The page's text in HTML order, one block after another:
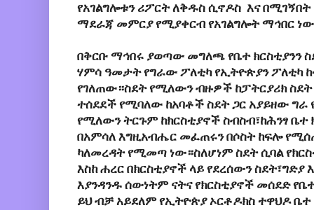
የአገልግሎቱን ሪፖርት ለቅዱስ ሲኖዶስ እና
ማደራጃ መምርያ የሚያቀርብ የአገልግሎት ማኅበር
በቅርቡ ማኅበሩ ያወጣው መግለጫ የቤተ ክርስቲያንን
ሃምሳ ዓመታት የግራው ፖለቲካ የኢትዮጵያን ፖለቲካ
የገለጠው።ስደት የሚለውን ብዙዎች ከፓትርያሪክ
ተሰደደች የሚባለው ከአባቶች ስደት ጋር አያይዘው ግራ
የሚለውን ትርጉም ከክርስቲያኖች ስብስብ፣ከሕንፃ ቤተ
በአምሳለ እግዚአብሔር መፈጠሩን በሶስት ከፍሎ
ካለመረዳት የሚመጣ ነው።ስለሆነም ስደት ሲባል
እስከ ሐረር በክርስቲያኖች ላይ የደረሰውን ስደት፣ግድያ
እያንዳንዱ ሰውነትም ናትና የክርስቲያኖች መሰደድ
ይህ ብቻ አይደለም የኢትዮጵያ ኦርቶዶክስ ተዋህዶ ቤተ